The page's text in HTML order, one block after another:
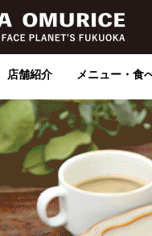
店舗紹介 メニュー・食